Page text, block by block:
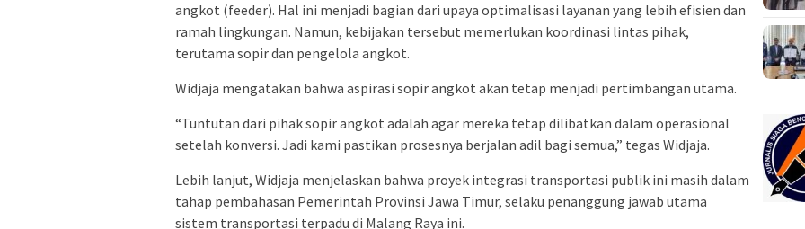
angkot (feeder). Hal ini menjadi bagian dari upaya optimalisasi layanan yang lebih efisien dan
ramah lingkungan. Namun, kebijakan tersebut memerlukan koordinasi lintas pihak,
terutama sopir dan pengelola angkot.
Widjaja mengatakan bahwa aspirasi sopir angkot akan tetap menjadi pertimbangan utama.
“Tuntutan dari pihak sopir angkot adalah agar mereka tetap dilibatkan dalam operasional
setelah konversi. Jadi kami pastikan prosesnya berjalan adil bagi semua,” tegas Widjaja.
Lebih lanjut, Widjaja menjelaskan bahwa proyek integrasi transportasi publik ini masih dalam
tahap pembahasan Pemerintah Provinsi Jawa Timur, selaku penanggung jawab utama
sistem transportasi terpadu di Malang Raya ini.